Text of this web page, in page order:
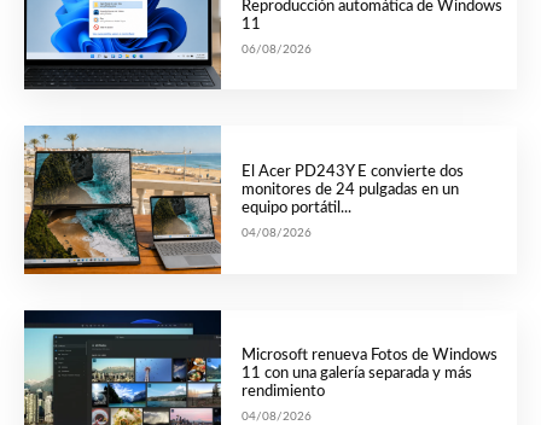
Reproducción automática de Windows
11
06/08/2026
El Acer PD243Y E convierte dos
monitores de 24 pulgadas en un
equipo portátil...
04/08/2026
Microsoft renueva Fotos de Windows
11 con una galería separada y más
rendimiento
04/08/2026